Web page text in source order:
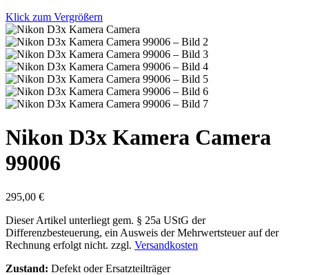
Klick zum Vergrößern
Nikon D3x Kamera Camera
99006
295,00 €
Dieser Artikel unterliegt gem. § 25a UStG der
Differenzbesteuerung, ein Ausweis der Mehrwertsteuer auf der
Rechnung erfolgt nicht. zzgl. Versandkosten
Zustand: Defekt oder Ersatzteilträger